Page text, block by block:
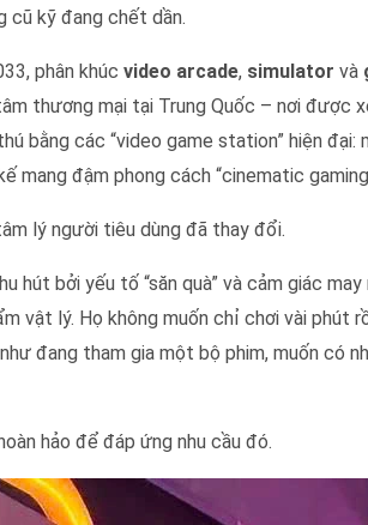
cũ kỹ đang chết dần.
phân khúc video arcade, simulator và
thương mại tại Trung Quốc – nơi được
bằng các “video game station” hiện đại:
đậm phong cách “cinematic
lý người tiêu dùng đã thay đổi.
hút bởi yếu tố “săn quà” và cảm giác may
vật lý. Họ không muốn chỉ chơi vài phút
đang tham gia một bộ phim, muốn có
hảo để đáp ứng nhu cầu đó.